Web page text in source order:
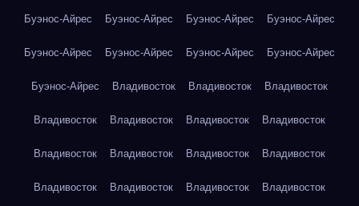
Буэнос-Айрес Буэнос-Айрес Буэнос-Айрес Буэнос-Айрес
Буэнос-Айрес Буэнос-Айрес Буэнос-Айрес Буэнос-Айрес
Буэнос-Айрес Владивосток Владивосток Владивосток
Владивосток Владивосток Владивосток Владивосток
Владивосток Владивосток Владивосток Владивосток
Владивосток Владивосток Владивосток Владивосток